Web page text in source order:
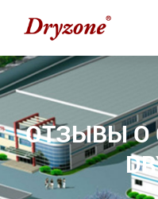
ОТЗЫВЫ О